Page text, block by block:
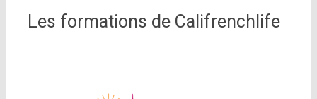
Les formations de Califrenchlife